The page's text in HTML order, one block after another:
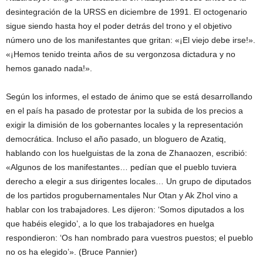
desintegración de la URSS en diciembre de 1991. El octogenario
sigue siendo hasta hoy el poder detrás del trono y el objetivo
número uno de los manifestantes que gritan: «¡El viejo debe irse!».
«¡Hemos tenido treinta años de su vergonzosa dictadura y no
hemos ganado nada!».
Según los informes, el estado de ánimo que se está desarrollando
en el país ha pasado de protestar por la subida de los precios a
exigir la dimisión de los gobernantes locales y la representación
democrática. Incluso el año pasado, un bloguero de Azatiq,
hablando con los huelguistas de la zona de Zhanaozen, escribió:
«Algunos de los manifestantes… pedían que el pueblo tuviera
derecho a elegir a sus dirigentes locales… Un grupo de diputados
de los partidos progubernamentales Nur Otan y Ak Zhol vino a
hablar con los trabajadores. Les dijeron: ‘Somos diputados a los
que habéis elegido’, a lo que los trabajadores en huelga
respondieron: ‘Os han nombrado para vuestros puestos; el pueblo
no os ha elegido’». (Bruce Pannier)